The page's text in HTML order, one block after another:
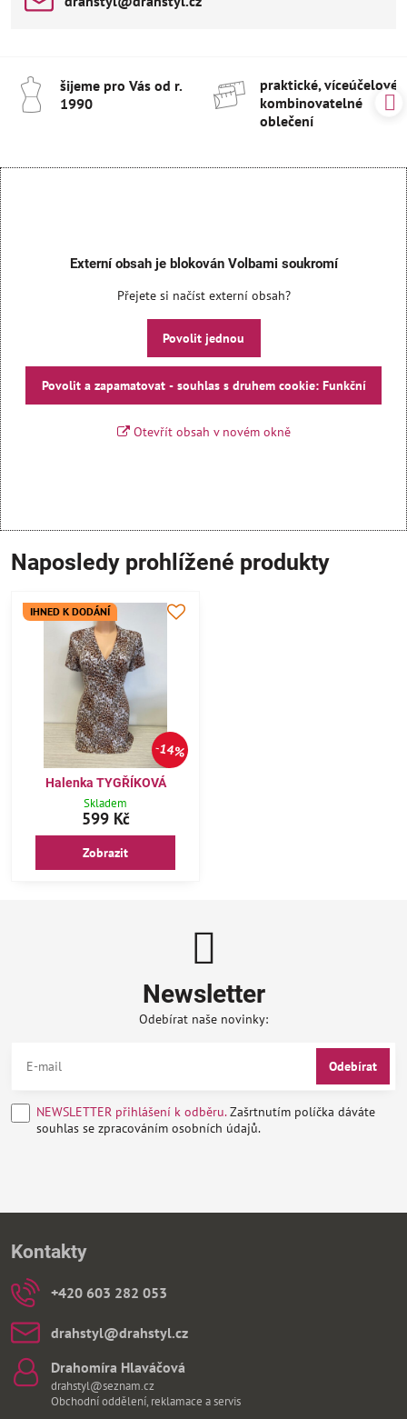
šijeme pro Vás od r​.
1990
praktické, víceúčelové
kombinovatelné
oblečení
Externí obsah je blokován Volbami soukromí
Přejete si načíst externí obsah?
Povolit jednou
Povolit a zapamatovat - souhlas s druhem cookie: Funkční
Otevřít obsah v novém okně
Naposledy prohlížené produkty
14%
IHNED K DODÁNÍ
Halenka TYGŘÍKOVÁ
Skladem
599 Kč
Zobrazit
Newsletter
Odebírat naše novinky:
Odebírat
NEWSLETTER přihlášení k odběru.Zašrtnutím políčka dáváte
souhlas se zpracováním osobních údajů.
Kontakty
+420 603 282 053
drahstyl​@drahstyl​.cz
Drahomíra Hlaváčová
drahstyl@seznam.cz
Obchodní oddělení, reklamace a servis